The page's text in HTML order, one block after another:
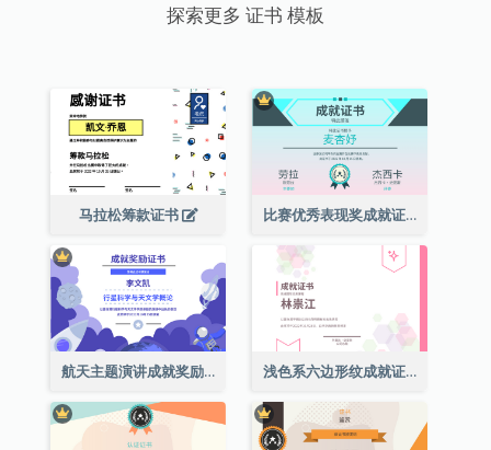
探索更多 证书 模板
马拉松筹款证书 比赛优秀表现奖成就证书
航天主题演讲成就奖励证书 浅色系六边形纹成就证书